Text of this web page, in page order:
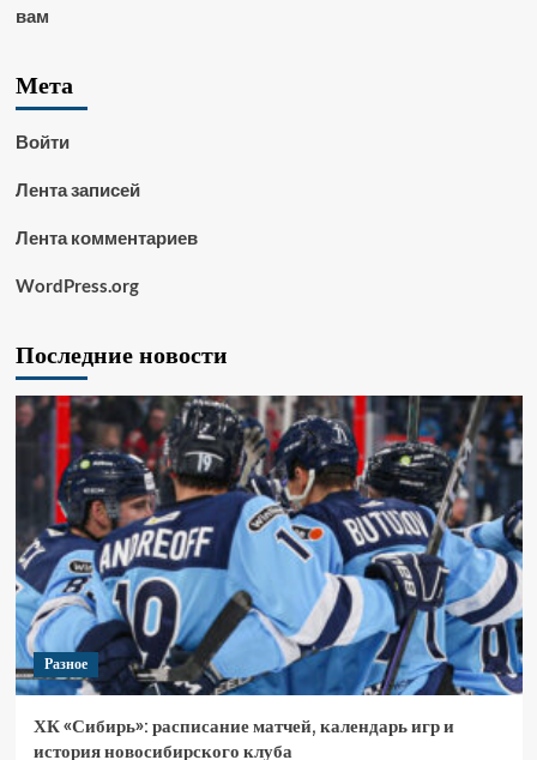
вам
Мета
Войти
Лента записей
Лента комментариев
WordPress.org
Последние новости
Разное
ХК «Сибирь»: расписание матчей, календарь игр и
история новосибирского клуба